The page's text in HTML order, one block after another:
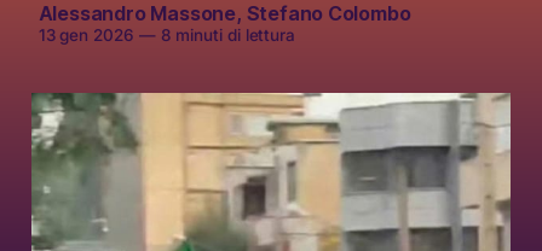
Alessandro Massone, Stefano Colombo
13 gen 2026 —8 minuti di lettura